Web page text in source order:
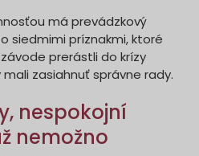
má prevádzkový
siedmimi príznakmi, ktoré
prerástli do krízy
zasiahnuť správne rady.
nespokojní
nemožno